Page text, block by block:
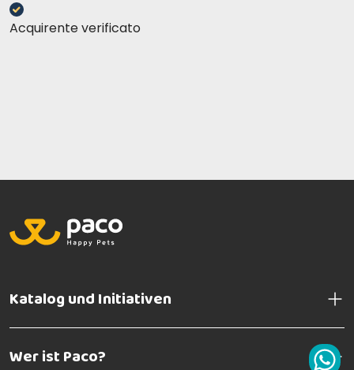
Acquirente verificato
Katalog und Initiativen
Wer ist Paco?